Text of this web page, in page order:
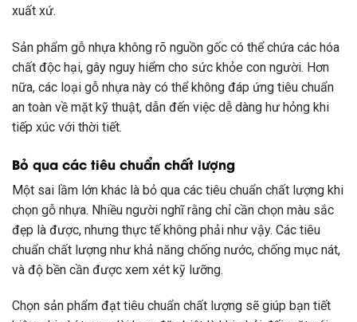
xuất xứ.
Sản phẩm gỗ nhựa không rõ nguồn gốc có thể chứa các hóa
chất độc hại, gây nguy hiểm cho sức khỏe con người. Hơn
nữa, các loại gỗ nhựa này có thể không đáp ứng tiêu chuẩn
an toàn về mặt kỹ thuật, dẫn đến việc dễ dàng hư hỏng khi
tiếp xúc với thời tiết.
Bỏ qua các tiêu chuẩn chất lượng
Một sai lầm lớn khác là bỏ qua các tiêu chuẩn chất lượng khi
chọn gỗ nhựa. Nhiều người nghĩ rằng chỉ cần chọn màu sắc
đẹp là được, nhưng thực tế không phải như vậy. Các tiêu
chuẩn chất lượng như khả năng chống nước, chống mục nát,
và độ bền cần được xem xét kỹ lưỡng.
Chọn sản phẩm đạt tiêu chuẩn chất lượng sẽ giúp bạn tiết